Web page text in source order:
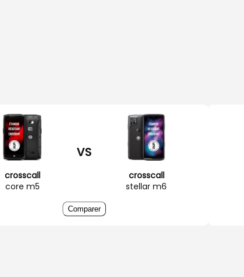
crosscall
core m5
VS
crosscall
stellar m6
Comparer